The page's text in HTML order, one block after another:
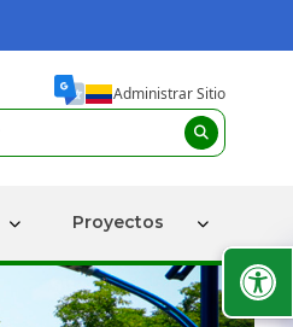
Administrar Sitio
Proyectos